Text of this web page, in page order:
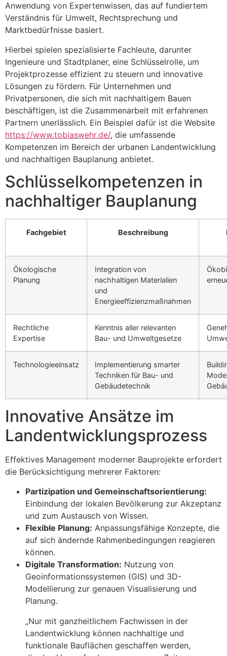
Anwendung von Expertenwissen, das auf fundiertem
Verständnis für Umwelt, Rechtsprechung und
Marktbedürfnisse basiert.
Hierbei spielen spezialisierte Fachleute, darunter
Ingenieure und Stadtplaner, eine Schlüsselrolle, um
Projektprozesse effizient zu steuern und innovative
Lösungen zu fördern. Für Unternehmen und
Privatpersonen, die sich mit nachhaltigem Bauen
beschäftigen, ist die Zusammenarbeit mit erfahrenen
Partnern unerlässlich. Ein Beispiel dafür ist die Website
https://www.tobiaswehr.de/, die umfassende
Kompetenzen im Bereich der urbanen Landentwicklung
und nachhaltigen Bauplanung anbietet.
Schlüsselkompetenzen in
nachhaltiger Bauplanung
Fachgebiet Beschreibung
Ökologische
Planung
Integration von
nachhaltigen Materialien
und
Energieeffizienzmaßnahmen
Rechtliche
Expertise
Kenntnis aller relevanten
Bau- und Umweltgesetze
Technologieeinsatz
Implementierung smarter
Techniken für Bau- und
Gebäudetechnik
Innovative Ansätze im
Landentwicklungsprozess
Effektives Management moderner Bauprojekte erfordert
die Berücksichtigung mehrerer Faktoren:
Partizipation und Gemeinschaftsorientierung:
Einbindung der lokalen Bevölkerung zur Akzeptanz
und zum Austausch von Wissen.
Flexible Planung: Anpassungsfähige Konzepte, die
auf sich ändernde Rahmenbedingungen reagieren
können.
Digitale Transformation: Nutzung von
Geoinformationssystemen (GIS) und 3D-
Modellierung zur genauen Visualisierung und
Planung.
„Nur mit ganzheitlichem Fachwissen in der
Landentwicklung können nachhaltige und
funktionale Bauflächen geschaffen werden,